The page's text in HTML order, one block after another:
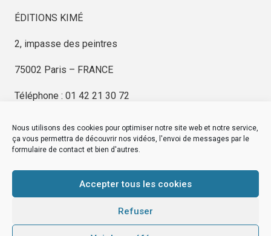
Nous utilisons des cookies pour optimiser notre site web et notre service,
ça vous permettra de découvrir nos vidéos, l'envoi de messages par le
formulaire de contact et bien d'autres.
Accepter tous les cookies
Refuser
ÉDITIONS KIMÉ
2, impasse des peintres
75002 Paris – FRANCE
Téléphone : 01 42 21 30 72
EDITIONS KIMÉ
Mentions Légales
© byeDovel.com